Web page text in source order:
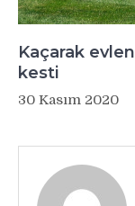
Kaçarak
kesti
30 Kasım 2020